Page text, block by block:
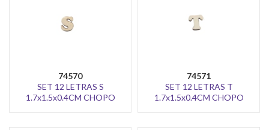
74570
SET 12 LETRAS S
1.7x1.5x0.4CM CHOPO
74571
SET 12 LETRAS T
1.7x1.5x0.4CM CHOPO